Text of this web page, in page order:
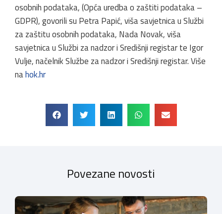
osobnih podataka, (Opća uredba o zaštiti podataka –
GDPR), govorili su Petra Papić, viša savjetnica u Službi
za zaštitu osobnih podataka, Nada Novak, viša
savjetnica u Službi za nadzor i Središnji registar te Igor
Vulje, načelnik Službe za nadzor i Središnji registar. Više
nahok.hr
Povezane novosti